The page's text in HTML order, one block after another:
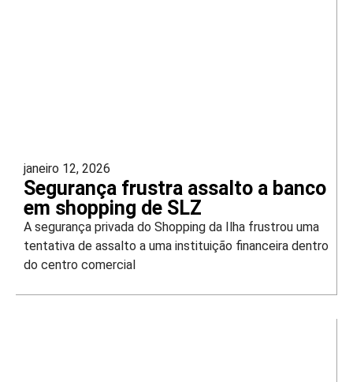
janeiro 12, 2026
Segurança frustra assalto a banco
em shopping de SLZ
A segurança privada do Shopping da Ilha frustrou uma
tentativa de assalto a uma instituição financeira dentro
do centro comercial